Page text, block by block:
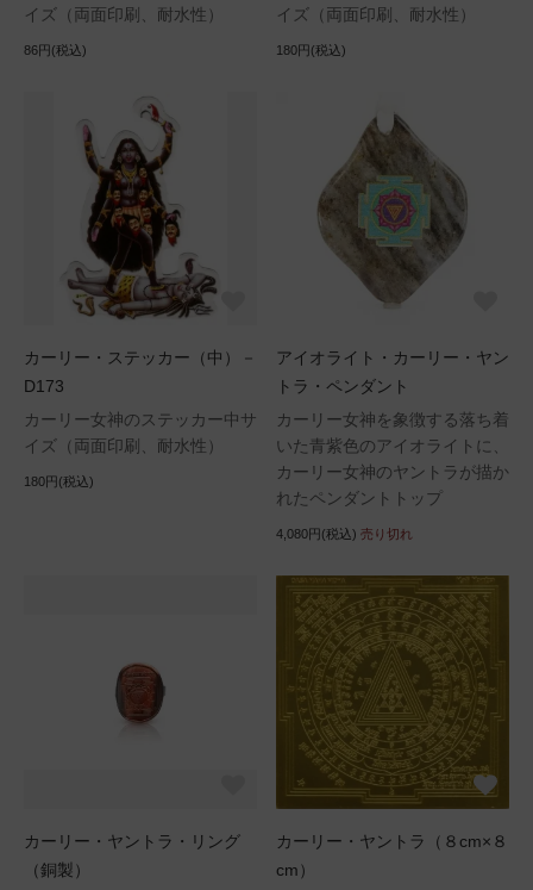
イズ（両面印刷、耐水性）
86円(税込)
イズ（両面印刷、耐水性）
180円(税込)
カーリー・ステッカー（中）－
D173
カーリー女神のステッカー中サ
イズ（両面印刷、耐水性）
180円(税込)
アイオライト・カーリー・ヤン
トラ・ペンダント
カーリー女神を象徴する落ち着
いた青紫色のアイオライトに、
カーリー女神のヤントラが描か
れたペンダントトップ
4,080円(税込) 売り切れ
カーリー・ヤントラ・リング
（銅製）
カーリー・ヤントラ（８cm×８
cm）